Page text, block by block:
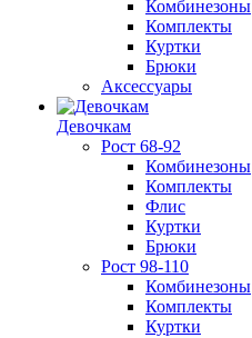
Комбинезоны
Комплекты
Куртки
Брюки
Аксессуары
Девочкам
Рост 68-92
Комбинезоны
Комплекты
Флис
Куртки
Брюки
Рост 98-110
Комбинезоны
Комплекты
Куртки